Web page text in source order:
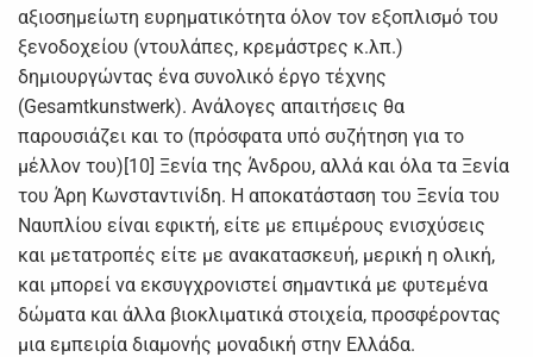
αξιοσημείωτη ευρηματικότητα όλον τον εξοπλισμό του
ξενοδοχείου (ντουλάπες, κρεμάστρες κ.λπ.)
δημιουργώντας ένα συνολικό έργο τέχνης
(Gesamtkunstwerk). Ανάλογες απαιτήσεις θα
παρουσιάζει και το (πρόσφατα υπό συζήτηση για το
μέλλον του)[10] Ξενία της Άνδρου, αλλά και όλα τα Ξενία
του Άρη Κωνσταντινίδη. Η αποκατάσταση του Ξενία του
Ναυπλίου είναι εφικτή, είτε με επιμέρους ενισχύσεις
και μετατροπές είτε με ανακατασκευή, μερική η ολική,
και μπορεί να εκσυγχρονιστεί σημαντικά με φυτεμένα
δώματα και άλλα βιοκλιματικά στοιχεία, προσφέροντας
μια εμπειρία διαμονής μοναδική στην Ελλάδα.